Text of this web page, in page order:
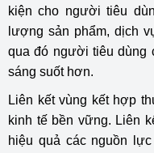
kiện cho người tiêu
lượng sản phẩm, dịch
qua đó người tiêu dùng
sáng suốt hơn.
Liên kết vùng kết hợp
kinh tế bền vững. Liên
hiệu quả các nguồn